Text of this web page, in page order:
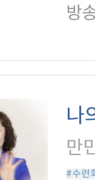
방
나
만
#수련